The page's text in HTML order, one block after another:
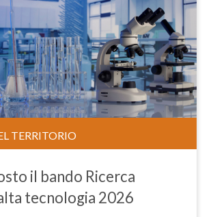
TERRITORIO
il bando Ricerca
tecnologia 2026